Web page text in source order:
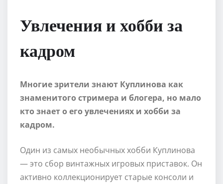
Увлечения и хобби за
кадром
Многие зрители знают Куплинова как
знаменитого стримера и блогера, но мало
кто знает о его увлечениях и хобби за
кадром.
Один из самых необычных хобби Куплинова
— это сбор винтажных игровых приставок. Он
активно коллекционирует старые консоли и